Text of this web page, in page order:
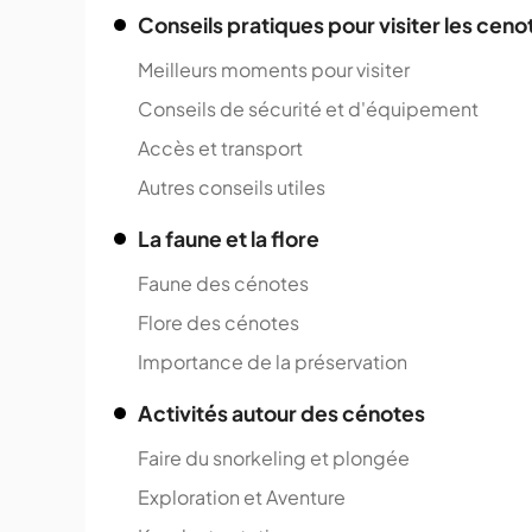
Conseils pratiques pour visiter les
Meilleurs moments pour visiter
Conseils de sécurité et d'équipement
Accès et transport
Autres conseils utiles
La faune et la flore
Faune des cénotes
Flore des cénotes
Importance de la préservation
Activités autour des cénotes
Faire du snorkeling et plongée
Exploration et Aventure